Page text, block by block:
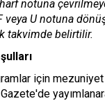
notuna
veya U notuna
takvimde belirtilir.
için mezuniyet